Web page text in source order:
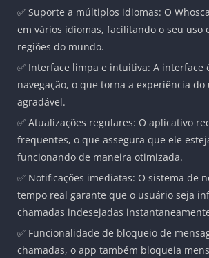
✅ Suporte a múltiplos idiomas: O
em vários idiomas, facilitando o seu uso
regiões do mundo.
✅ Interface limpa e intuitiva: A interface
navegação, o que torna a experiência do
agradável.
✅ Atualizações regulares: O aplicativo
frequentes, o que assegura que ele
funcionando de maneira otimizada.
✅ Notificações imediatas: O sistema de
tempo real garante que o usuário seja
chamadas indesejadas
✅ Funcionalidade de bloqueio de
chamadas, o app também bloqueia